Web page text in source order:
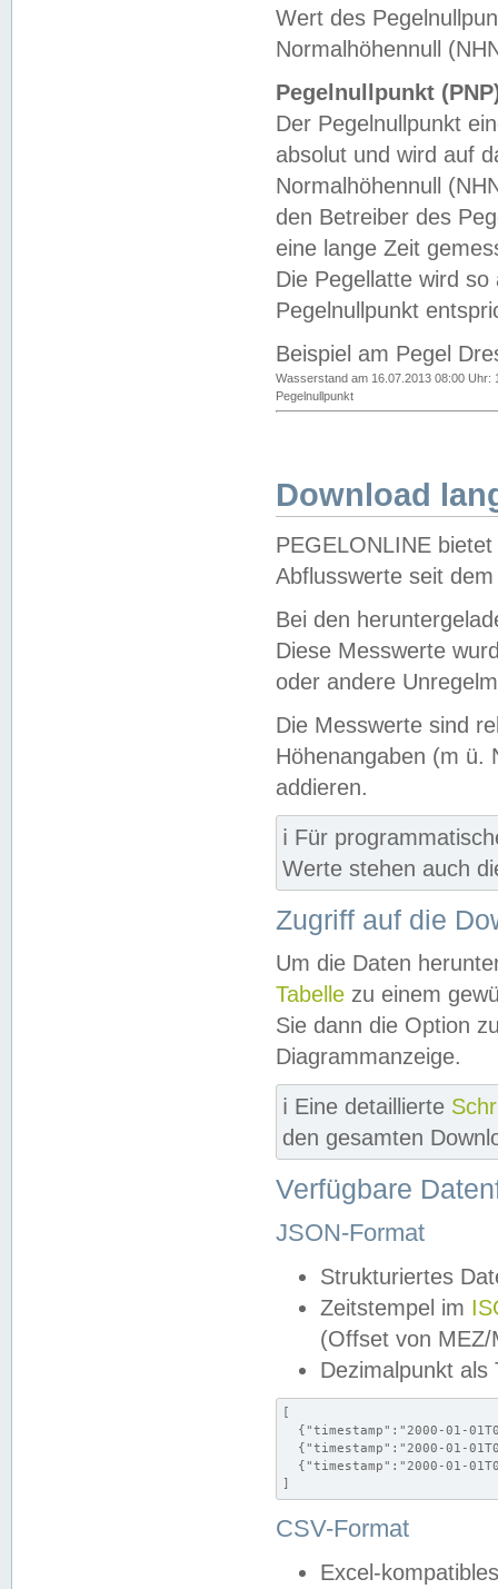
Wert des
Normalhöhennull
Pegelnullpunkt
Der Pegelnullpunkt
absolut und wird auf
Normalhöhennull
den Betreiber des
eine lange Zeit
Die Pegellatte wird
Pegelnullpunkt
Beispiel am Pegel
Wasserstand am 16.07.2013 08:00 Uhr:
Pegelnullpunkt
Download
PEGELONLINE
Abflusswerte seit
Bei den
Diese Messwerte
oder andere
Die Messwerte sind
Höhenangaben (m ü.
addieren.
ℹ️ Für
Werte stehen auch
Zugriff auf die
Um die Daten
Tabelle zu einem
Sie dann die Option
Diagrammanzeige.
ℹ️ Eine detaillierte
den gesamten
Verfügbare
JSON-Format
Strukturiertes
Zeitstempel im
(Offset von MEZ/
Dezimalpunkt als
[
{"timestamp":"2000-01-
{"timestamp":"2000-01-
{"timestamp":"2000-01-
]
CSV-Format
Excel-